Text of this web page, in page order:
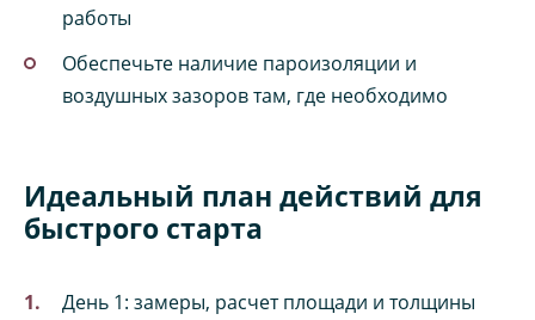
работы
Обеспечьте наличие пароизоляции и
воздушных зазоров там, где необходимо
Идеальный план действий для
быстрого старта
День 1: замеры, расчет площади и толщины